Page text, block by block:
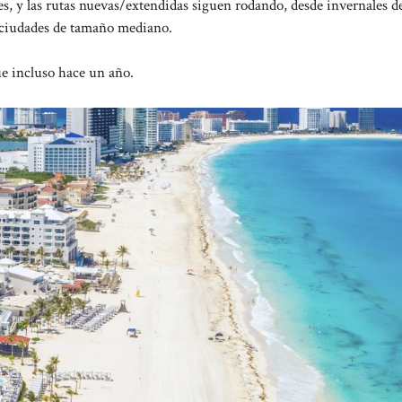
y las rutas nuevas/extendidas siguen rodando, desde invernales
de tamaño mediano.
incluso hace un año.